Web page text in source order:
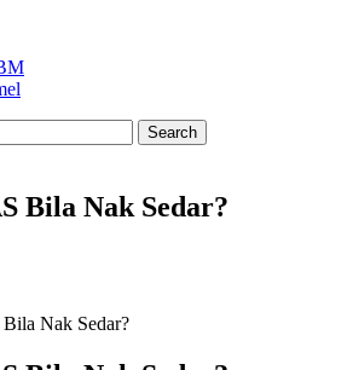
Search
Bila Nak Sedar?
Nak Sedar?